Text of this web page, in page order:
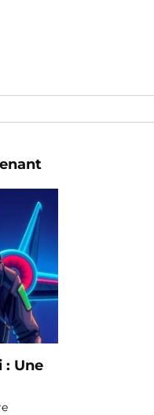
: Une